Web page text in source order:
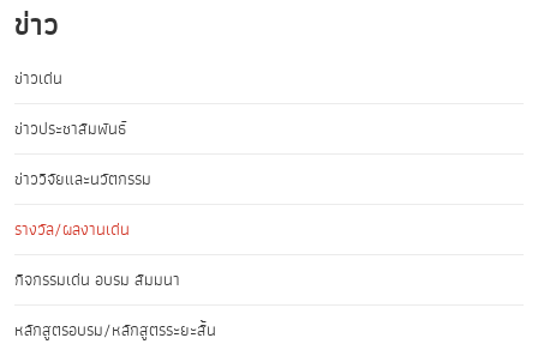
ข่าว
ข่าวเด่น
ข่าวประชาสัมพันธ์
ข่าววิจัยและนวัตกรรม
รางวัล/ผลงานเด่น
กิจกรรมเด่น อบรม สัมมนา
หลักสูตรอบรม/หลักสูตรระยะสั้น